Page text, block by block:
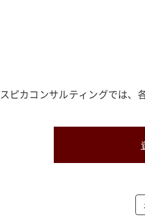
スピカコンサルティングでは、